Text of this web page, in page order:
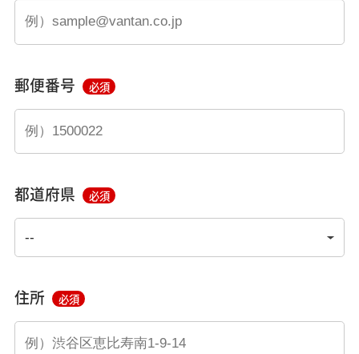
郵便番号 必須
都道府県 必須
住所 必須